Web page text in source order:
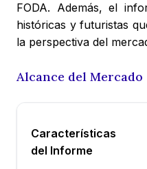
FODA. Además, el
históricas y futuristas
la perspectiva del
Alcance del Mercado
Características
del Informe